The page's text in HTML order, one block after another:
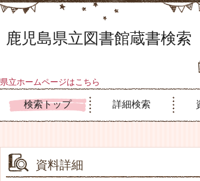
鹿児島県立図書館蔵書検索
県立ホームページはこちら
検索トップ 詳細検索
資料詳細